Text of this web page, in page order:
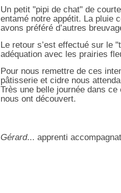
Un petit "pipi de chat" de
entamé notre appétit. La pluie
avons préféré d’autres
Le retour s’est effectué sur le
adéquation avec les prairies
Pour nous remettre de ces
pâtisserie et cidre nous
Très une belle journée dans ce
nous ont découvert.
Gérard... apprenti